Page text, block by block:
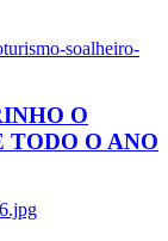
soalheiro-
O
TODO O ANO